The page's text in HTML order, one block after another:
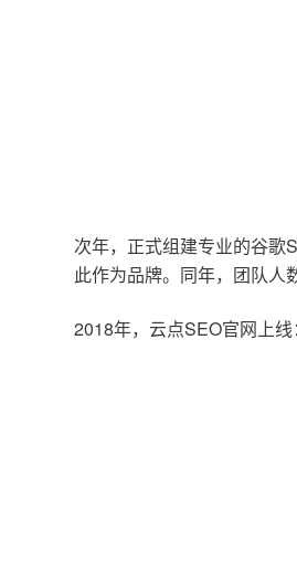
次年，正式组建专业的谷歌
此作为品牌。同年，团队人
2018年，云点SEO官网上